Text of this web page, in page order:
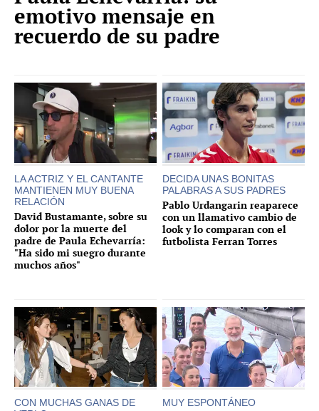
emotivo mensaje en
recuerdo de su padre
LA ACTRIZ Y EL CANTANTE
MANTIENEN MUY BUENA
RELACIÓN
David Bustamante, sobre su
dolor por la muerte del
padre de Paula Echevarría:
"Ha sido mi suegro durante
muchos años"
DECIDA UNAS BONITAS
PALABRAS A SUS PADRES
Pablo Urdangarin reaparece
con un llamativo cambio de
look y lo comparan con el
futbolista Ferran Torres
CON MUCHAS GANAS DE
MUY ESPONTÁNEO